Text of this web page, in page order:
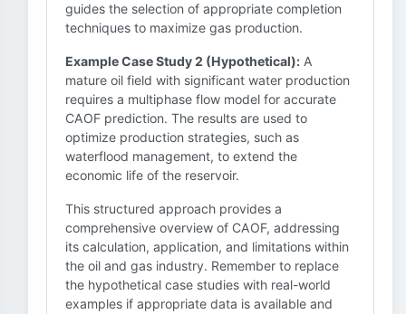
guides the selection of appropriate completion
techniques to maximize gas production.
Example Case Study 2 (Hypothetical): A
mature oil field with significant water production
requires a multiphase flow model for accurate
CAOF prediction. The results are used to
optimize production strategies, such as
waterflood management, to extend the
economic life of the reservoir.
This structured approach provides a
comprehensive overview of CAOF, addressing
its calculation, application, and limitations within
the oil and gas industry. Remember to replace
the hypothetical case studies with real-world
examples if appropriate data is available and